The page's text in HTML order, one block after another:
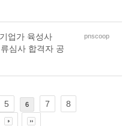
업가 육성사
심사 합격자 공
pnscoop
5 6 7
8